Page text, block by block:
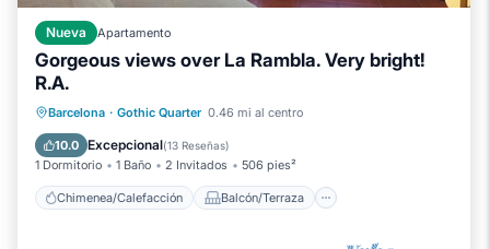
Nueva Apartamento
Gorgeous views over La Rambla. Very bright!
R.A.
Barcelona · Gothic Quarter 0.46 mi al centro
10.0 Excepcional(13 Reseñas)
1 Dormitorio 1 Baño 2 Invitados 506 pies²
Chimenea/Calefacción Balcón/Terraza
Chimenea/Calefacción
Balcón/Terraza
Cocina
Aire acondicionado